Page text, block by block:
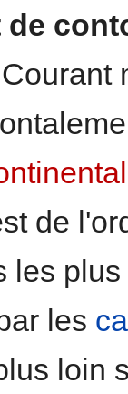
de
de
les
les
loin